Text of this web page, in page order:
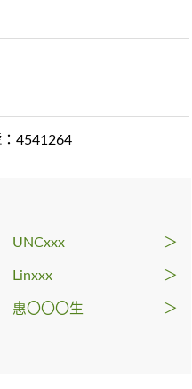
4541264
UNCxxx ＞
Linxxx ＞
惠〇〇〇生 ＞